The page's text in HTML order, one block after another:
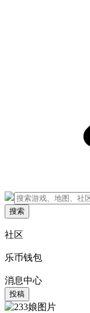
搜索
社区
乐币钱包
消息中心
投稿